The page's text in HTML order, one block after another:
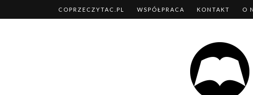
COPRZECZYTAC.PL WSPÓŁPRACA KONTAKT O